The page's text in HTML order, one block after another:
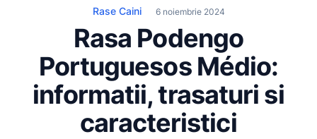
Rase Caini 6 noiembrie 2024
Rasa Podengo
Portuguesos Médio:
informatii, trasaturi si
caracteristici